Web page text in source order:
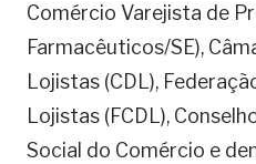
Comércio Varejista de
Farmacêuticos/SE),
Lojistas (CDL),
Lojistas (FCDL),
Social do Comércio e